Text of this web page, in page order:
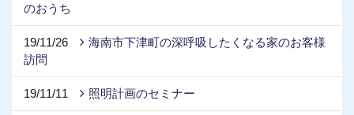
のおうち
19/11/26
海南市下津町の深呼吸したくなる家のお客様
訪問
19/11/11 照明計画のセミナー